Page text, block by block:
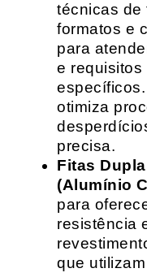
técnicas de
formatos e
para
e requisitos
otimiza
precisa.
Fitas
(Alumínio
para
resistência
que